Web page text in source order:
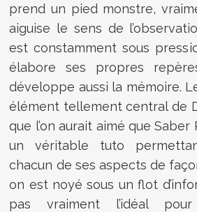
prend un pied monstre,
aiguise le sens de
est constamment sous
élabore ses propres
développe aussi la mémoire.
élément tellement central de
que l’on aurait aimé que
un véritable tuto
chacun de ses aspects de
on est noyé sous un flot
pas vraiment l’idéal